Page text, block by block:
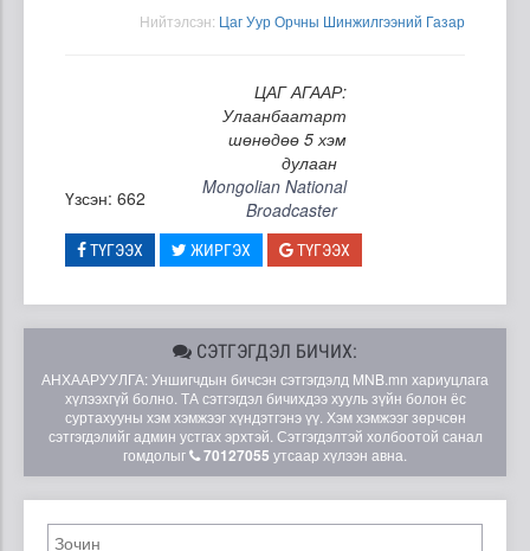
Нийтэлсэн: Цаг Уур Орчны Шинжилгээний Газар
ЦАГ АГААР:
Улаанбаатарт
шөнөдөө 5 хэм
дулаан
Үзсэн: 662
Mongolian National
Broadcaster
ТҮГЭЭХ ЖИРГЭХ ТҮГЭЭХ
СЭТГЭГДЭЛ БИЧИХ:
АНХААРУУЛГА: Уншигчдын бичсэн сэтгэгдэлд MNB.mn хариуцлага
хүлээхгүй болно. ТА сэтгэгдэл бичихдээ хууль зүйн болон ёс
суртахууны хэм хэмжээг хүндэтгэнэ үү. Хэм хэмжээг зөрчсөн
сэтгэгдэлийг админ устгах эрхтэй. Сэтгэгдэлтэй холбоотой санал
гомдолыг
70127055 утсаар хүлээн авна.